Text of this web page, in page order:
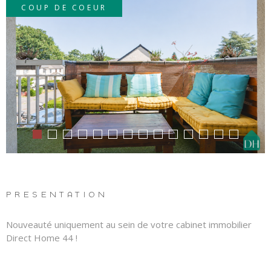
BIEN
VOUS
COUP DE COEUR
PRÉSENTATION
Nouveauté uniquement au sein de votre cabinet immobilier
Direct Home 44 !